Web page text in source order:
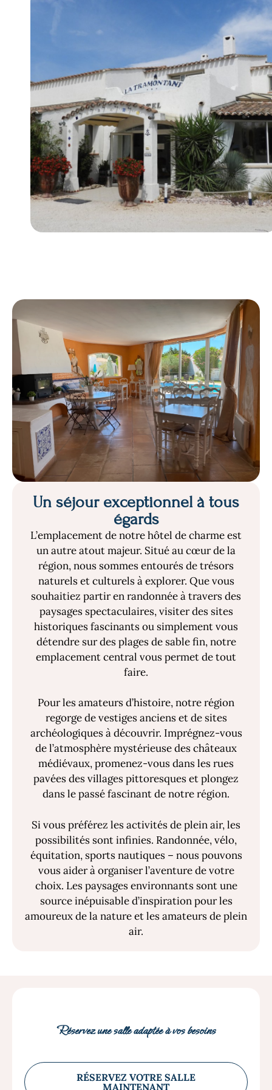
Un séjour exceptionnel à tous
égards
L’emplacement de notre hôtel de charme est
un autre atout majeur. Situé au cœur de la
région, nous sommes entourés de trésors
naturels et culturels à explorer. Que vous
souhaitiez partir en randonnée à travers des
paysages spectaculaires, visiter des sites
historiques fascinants ou simplement vous
détendre sur des plages de sable fin, notre
emplacement central vous permet de tout
faire.
Pour les amateurs d’histoire, notre région
regorge de vestiges anciens et de sites
archéologiques à découvrir. Imprégnez-vous
de l’atmosphère mystérieuse des châteaux
médiévaux, promenez-vous dans les rues
pavées des villages pittoresques et plongez
dans le passé fascinant de notre région.
Si vous préférez les activités de plein air, les
possibilités sont infinies. Randonnée, vélo,
équitation, sports nautiques – nous pouvons
vous aider à organiser l’aventure de votre
choix. Les paysages environnants sont une
source inépuisable d’inspiration pour les
amoureux de la nature et les amateurs de plein
air.
Réservez une salle adaptée à vos besoins
RÉSERVEZ VOTRE SALLE
MAINTENANT